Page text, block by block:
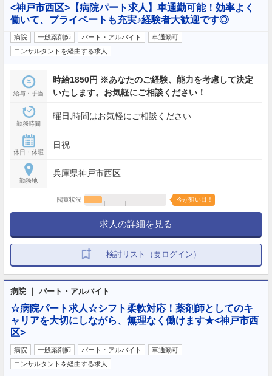
<神戸市西区>【病院パート求人】車通勤可能！効率よく
働いて、プライベートも充実♪経験者大歓迎です◎
病院 一般薬剤師 パート・アルバイト
車通勤可
コンサルタントを経由する求人
給与・手当
時給1850円 ※あなたのご経験、能力を考慮して決定
いたします。お気軽にご相談ください！
勤務時間
曜日,時間はお気軽にご相談ください
休日・休暇
日祝
勤務地
兵庫県神戸市西区
閲覧状況 今が狙い目！
求人の詳細を見る
検討リスト（要ログイン）
病院 ｜ パート・アルバイト
☆病院パート求人☆シフト柔軟対応！薬剤師としてのキ
ャリアを大切にしながら、無理なく働けます★<神戸市西
区>
病院 一般薬剤師 パート・アルバイト
車通勤可
コンサルタントを経由する求人